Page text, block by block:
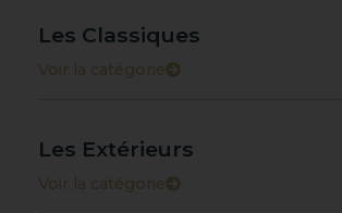
Les Classiques
Voir la catégorie
Les Extérieurs
Voir la catégorie